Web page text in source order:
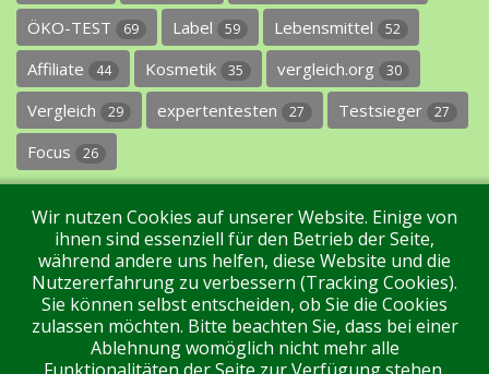
ÖKO-TEST 69 Label 59 Lebensmittel 52
Affiliate 44 Kosmetik 35 vergleich.org 30
Vergleich 29 expertentesten 27 Testsieger 27
Focus 26
Impressum Datenschutz Über uns Kontakt
Wir nutzen Cookies auf unserer Website. Einige von
ihnen sind essenziell für den Betrieb der Seite,
während andere uns helfen, diese Website und die
Nutzererfahrung zu verbessern (Tracking Cookies).
Sie können selbst entscheiden, ob Sie die Cookies
zulassen möchten. Bitte beachten Sie, dass bei einer
Ablehnung womöglich nicht mehr alle